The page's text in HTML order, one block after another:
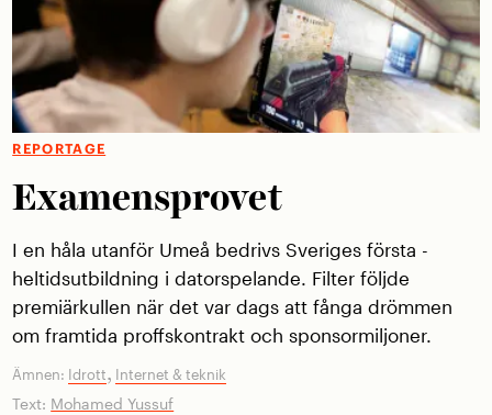
REPORTAGE
Examensprovet
I en håla utanför Umeå ­bedrivs Sveriges första ­
heltidsutbildning i dator­spelande. Filter följde
premiär­kullen när det var dags att fånga drömmen
om framtida proffskontrakt och sponsormiljoner.
Ämnen: Idrott, Internet & teknik
Text: Mohamed Yussuf